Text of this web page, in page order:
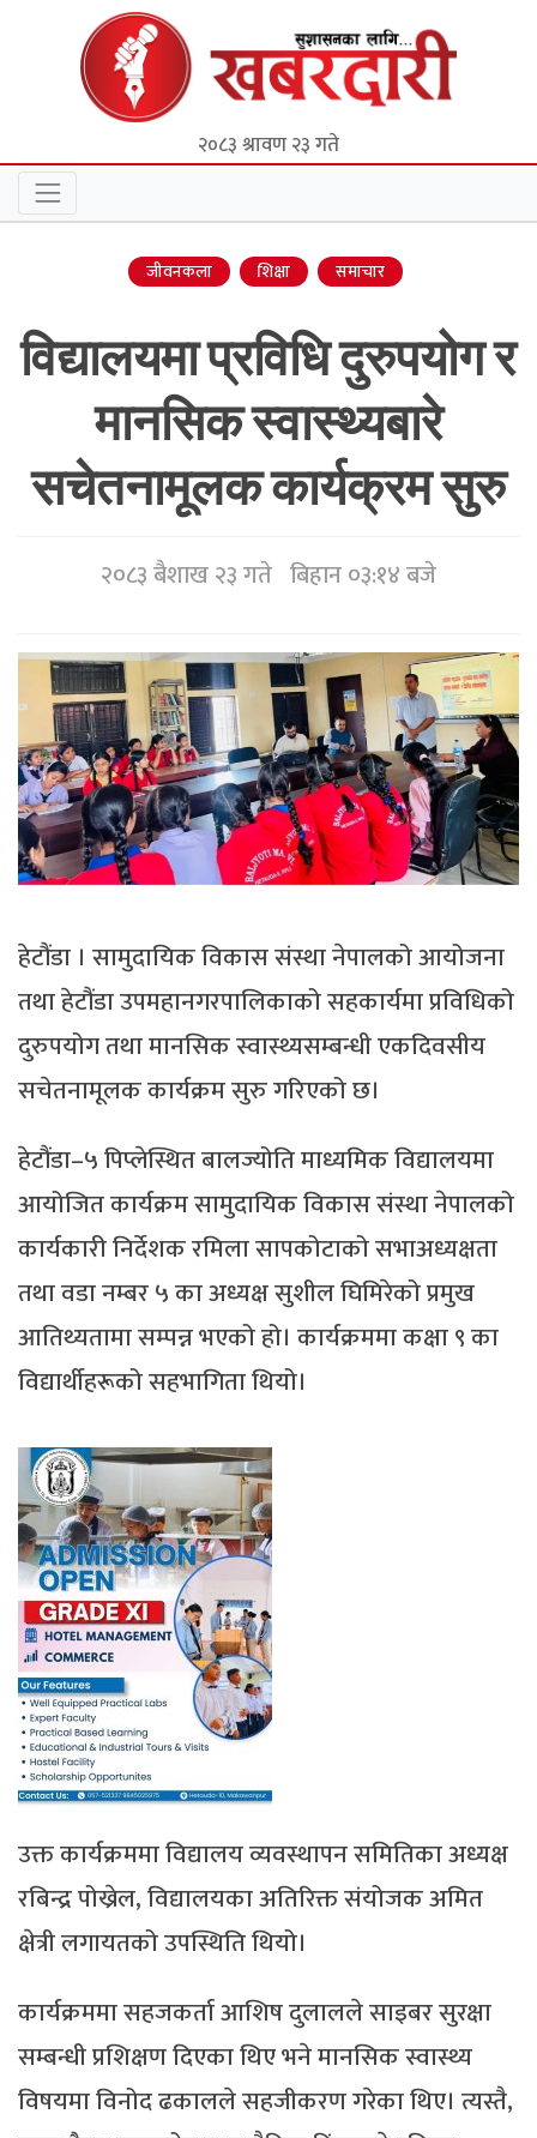
२०८३ श्रावण २३ गते
जीवनकला शिक्षा समाचार
विद्यालयमा प्रविधि दुरुपयोग र
मानसिक स्वास्थ्यबारे
सचेतनामूलक कार्यक्रम सुरु
२०८३ बैशाख २३ गते बिहान ०३:१४ बजे
हेटौंडा । सामुदायिक विकास संस्था नेपालको आयोजना
तथा हेटौंडा उपमहानगरपालिकाको सहकार्यमा प्रविधिको
दुरुपयोग तथा मानसिक स्वास्थ्यसम्बन्धी एकदिवसीय
सचेतनामूलक कार्यक्रम सुरु गरिएको छ।
हेटौंडा–५ पिप्लेस्थित बालज्योति माध्यमिक विद्यालयमा
आयोजित कार्यक्रम सामुदायिक विकास संस्था नेपालको
कार्यकारी निर्देशक रमिला सापकोटाको सभाअध्यक्षता
तथा वडा नम्बर ५ का अध्यक्ष सुशील घिमिरेको प्रमुख
आतिथ्यतामा सम्पन्न भएको हो। कार्यक्रममा कक्षा ९ का
विद्यार्थीहरूको सहभागिता थियो।
उक्त कार्यक्रममा विद्यालय व्यवस्थापन समितिका अध्यक्ष
रबिन्द्र पोख्रेल, विद्यालयका अतिरिक्त संयोजक अमित
क्षेत्री लगायतको उपस्थिति थियो।
कार्यक्रममा सहजकर्ता आशिष दुलालले साइबर सुरक्षा
सम्बन्धी प्रशिक्षण दिएका थिए भने मानसिक स्वास्थ्य
विषयमा विनोद ढकालले सहजीकरण गरेका थिए। त्यस्तै,